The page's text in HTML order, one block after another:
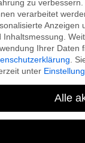
hat die Gründe für
für
Nichterreichen
zu verbessern.
verarbeitet
Anzeigen
Inhaltsmessung.
Ihrer Daten
unter
Alle